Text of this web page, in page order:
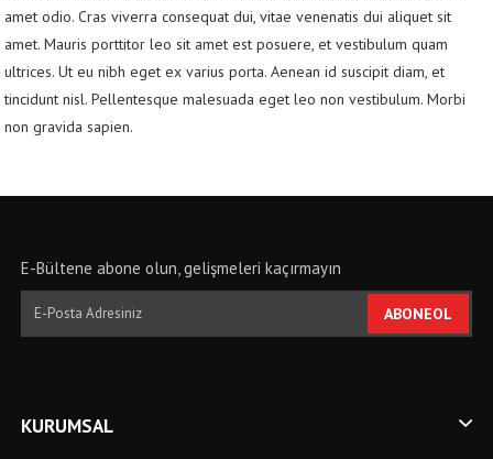
amet odio. Cras viverra consequat dui, vitae venenatis dui aliquet sit
amet. Mauris porttitor leo sit amet est posuere, et vestibulum quam
ultrices. Ut eu nibh eget ex varius porta. Aenean id suscipit diam, et
tincidunt nisl. Pellentesque malesuada eget leo non vestibulum. Morbi
non gravida sapien.
E-Bültene abone olun, gelişmeleri kaçırmayın
ABONEOL
KURUMSAL